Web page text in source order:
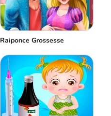
Raiponce Grossesse